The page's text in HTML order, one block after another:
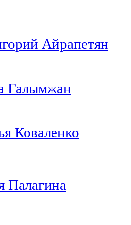
Айрапетян
Галымжан
Коваленко
Палагина